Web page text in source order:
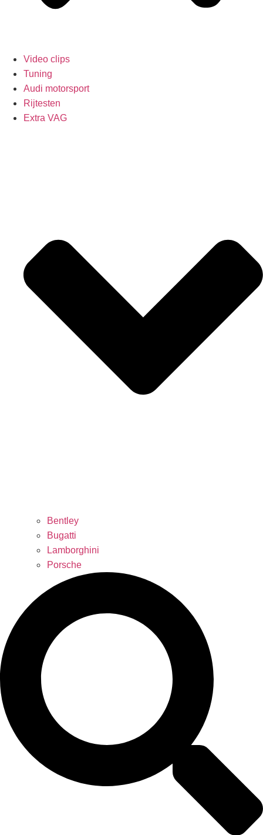
Video clips
Tuning
Audi motorsport
Rijtesten
Extra VAG
Bentley
Bugatti
Lamborghini
Porsche